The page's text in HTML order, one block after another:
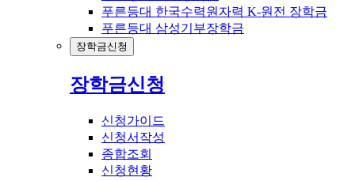
푸른등대 한국수력원자력 K-원전 장학금
푸른등대 삼성기부장학금
장학금신청
장학금신청
신청가이드
신청서작성
종합조회
신청현황